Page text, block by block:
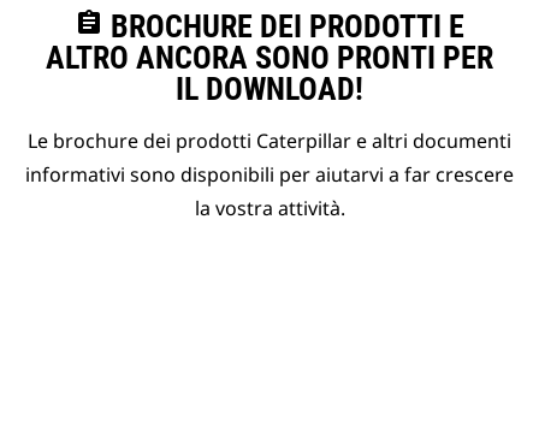
assignment BROCHURE DEI PRODOTTI E
ALTRO ANCORA SONO PRONTI PER
IL DOWNLOAD!
Le brochure dei prodotti Caterpillar e altri documenti
informativi sono disponibili per aiutarvi a far crescere
la vostra attività.